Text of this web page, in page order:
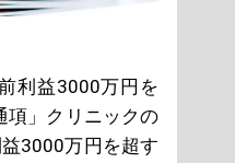
利益3000万円を
項」クリニックの
3000万円を超す